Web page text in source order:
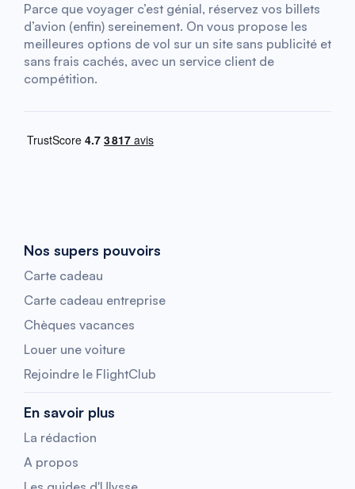
Parce que voyager c’est génial, réservez vos billets
d’avion (enfin) sereinement. On vous propose les
meilleures options de vol sur un site sans publicité et
sans frais cachés, avec un service client de
compétition.
Nos supers pouvoirs
Carte cadeau
Carte cadeau entreprise
Chèques vacances
Louer une voiture
Rejoindre le FlightClub
En savoir plus
La rédaction
A propos